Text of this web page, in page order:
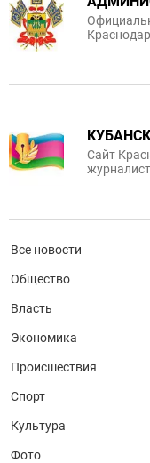
Сайт
Все новости
Общество
Власть
Экономика
Происшествия
Спорт
Культура
Фото